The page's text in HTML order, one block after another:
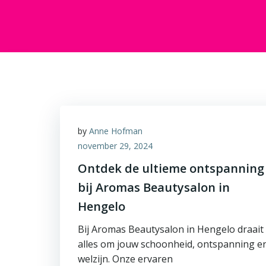
by Anne Hofman
november 29, 2024
Ontdek de ultieme ontspanning
bij Aromas Beautysalon in
Hengelo
Bij Aromas Beautysalon in Hengelo draait
alles om jouw schoonheid, ontspanning
welzijn. Onze ervaren